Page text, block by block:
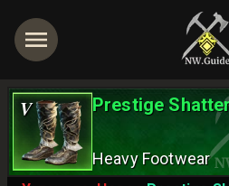
V Prestige
Heavy Footwear